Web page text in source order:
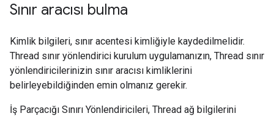
Sınır aracısı bulma
Kimlik bilgileri, sınır acentesi kimliğiyle kaydedilmelidir.
Thread sınır yönlendirici kurulum uygulamanızın, Thread sınır
yönlendiricilerinizin sınır aracısı kimliklerini
belirleyebildiğinden emin olmanız gerekir.
İş Parçacığı Sınırı Yönlendiricileri, Thread ağ bilgilerini